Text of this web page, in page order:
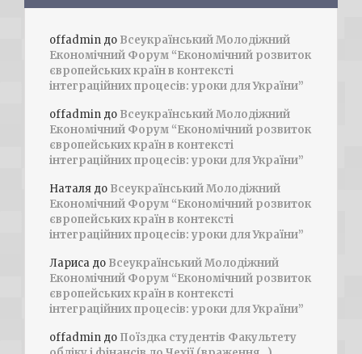
offadmin до Всеукраїнський Молодіжний
Економічний Форум “Економічний розвиток
європейських країн в контексті
інтеграційних процесів: уроки для України”
offadmin до Всеукраїнський Молодіжний
Економічний Форум “Економічний розвиток
європейських країн в контексті
інтеграційних процесів: уроки для України”
Наталя до Всеукраїнський Молодіжний
Економічний Форум “Економічний розвиток
європейських країн в контексті
інтеграційних процесів: уроки для України”
Лариса до Всеукраїнський Молодіжний
Економічний Форум “Економічний розвиток
європейських країн в контексті
інтеграційних процесів: уроки для України”
offadmin до Поїздка студентів Факультету